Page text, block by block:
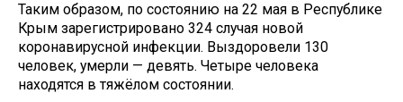
Таким образом, по состоянию на 22 мая в Республике
Крым зарегистрировано 324 случая новой
коронавирусной инфекции. Выздоровели 130
человек, умерли — девять. Четыре человека
находятся в тяжёлом состоянии.